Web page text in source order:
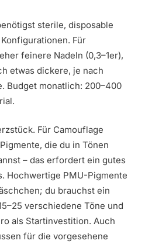
sterile, disposable
Für
feinere Nadeln (0,3–1er),
etwas dickere, je nach
Budget monatlich: 200–400
Für Camouflage
die du in Tönen
– das erfordert ein gutes
Hochwertige PMU-Pigmente
du brauchst ein
verschiedene Töne und
als Startinvestition. Auch
für die vorgesehene